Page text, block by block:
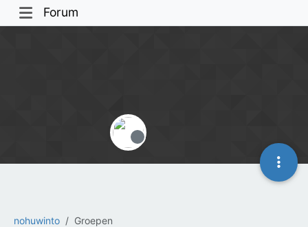
Forum
nohuwinto Groepen
Offline